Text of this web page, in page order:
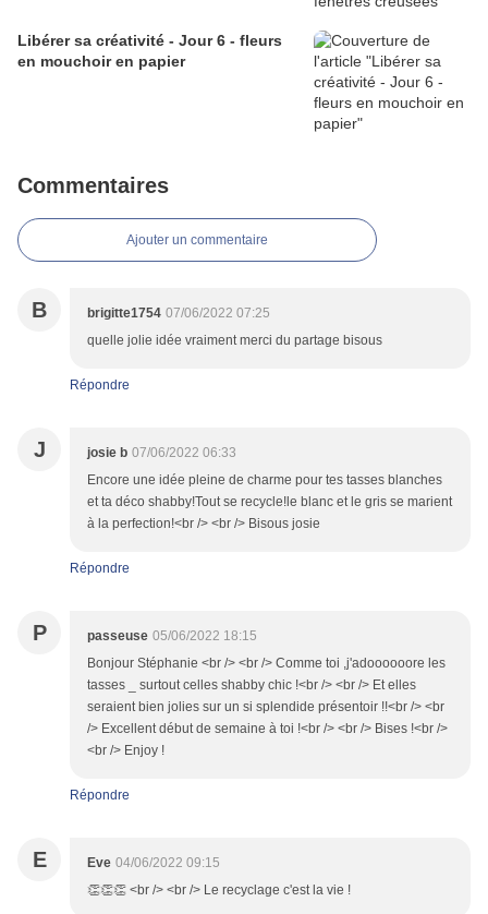
Libérer sa créativité - Jour 6 - fleurs
en mouchoir en papier
Commentaires
Ajouter un commentaire
B brigitte1754 07/06/2022 07:25
quelle jolie idée vraiment merci du partage bisous
Répondre
J josie b 07/06/2022 06:33
Encore une idée pleine de charme pour tes tasses blanches
et ta déco shabby!Tout se recycle!le blanc et le gris se marient
à la perfection!<br /> <br /> Bisous josie
Répondre
P passeuse 05/06/2022 18:15
Bonjour Stéphanie <br /> <br /> Comme toi ,j'adoooooore les
tasses _ surtout celles shabby chic !<br /> <br /> Et elles
seraient bien jolies sur un si splendide présentoir !!<br /> <br
/> Excellent début de semaine à toi !<br /> <br /> Bises !<br />
<br /> Enjoy !
Répondre
E Eve 04/06/2022 09:15
👏👏👏 <br /> <br /> Le recyclage c'est la vie !